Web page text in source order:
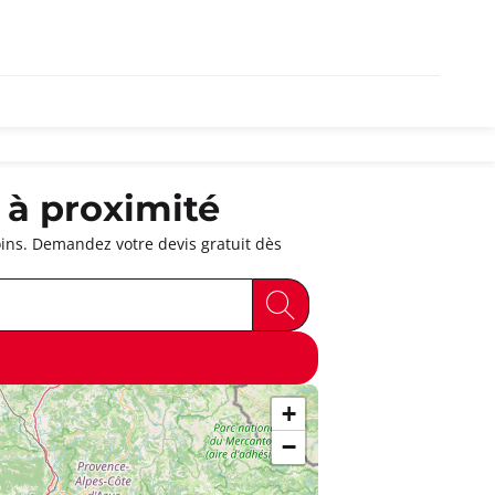
à proximité
Demandez votre devis gratuit dès
+
−